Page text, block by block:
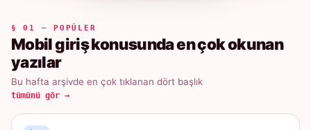
§ 01 — POPÜLER
Mobil giriş konusunda en çok okunan
yazılar
Bu hafta arşivde en çok tıklanan dört başlık
tümünü gör →